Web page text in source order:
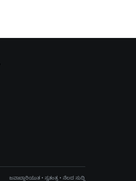
ಜವಾಬ್ದಾರಿಯುತ • ಸ್ವತಂತ್ರ • ನೆಲದ ಸುದ್ದಿ